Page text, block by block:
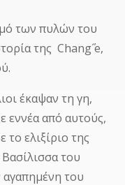
των πυλών του
της Chang΄´e,
έκαψαν τη γη,
εννέα από αυτούς,
ελιξίριο της
του
του